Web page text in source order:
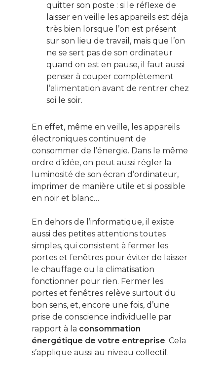
quitter son poste : si le réflexe de
laisser en veille les appareils est déja
très bien lorsque l’on est présent
sur son lieu de travail, mais que l’on
ne se sert pas de son ordinateur
quand on est en pause, il faut aussi
penser à couper complètement
l’alimentation avant de rentrer chez
soi le soir.
En effet, même en veille, les appareils
électroniques continuent de
consommer de l’énergie. Dans le même
ordre d’idée, on peut aussi régler la
luminosité de son écran d’ordinateur,
imprimer de manière utile et si possible
en noir et blanc…
En dehors de l’informatique, il existe
aussi des petites attentions toutes
simples, qui consistent à fermer les
portes et fenêtres pour éviter de laisser
le chauffage ou la climatisation
fonctionner pour rien. Fermer les
portes et fenêtres relève surtout du
bon sens, et, encore une fois, d’une
prise de conscience individuelle par
rapport à la consommation
énergétique de votre entreprise. Cela
s’applique aussi au niveau collectif.